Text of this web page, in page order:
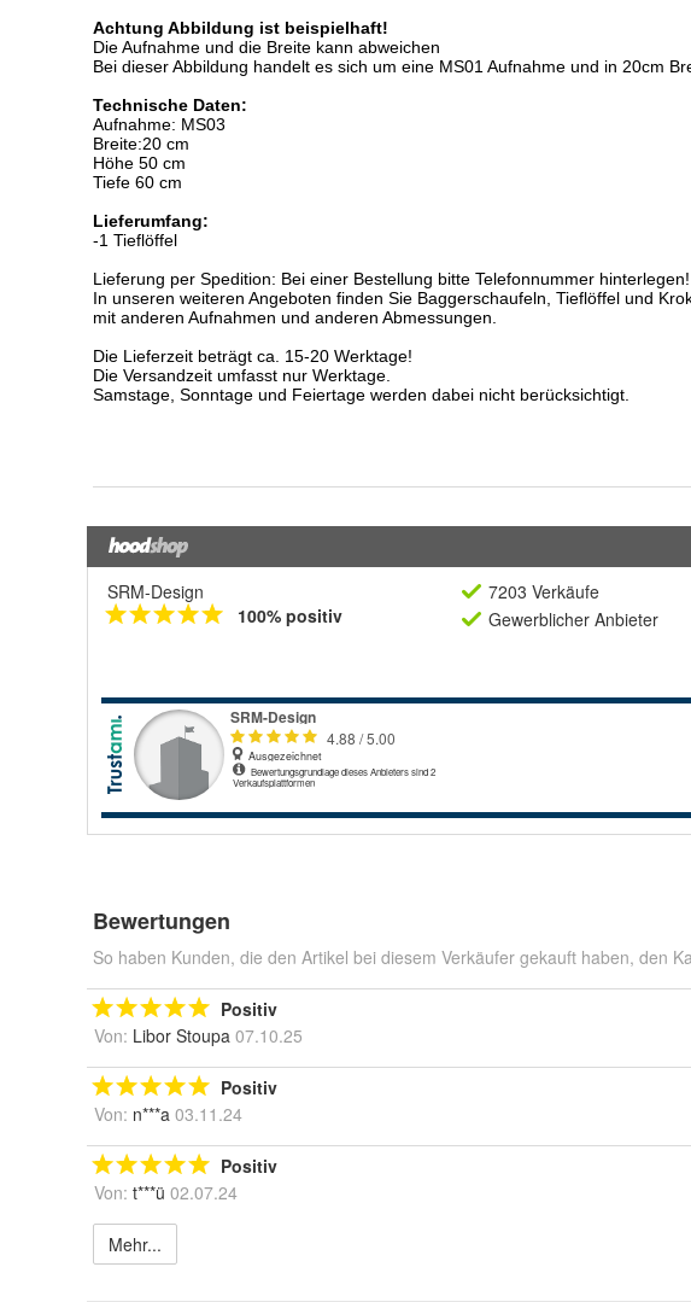
SRM-Design
100% positiv
7203 Verkäufe
Gewerblicher Anbieter
Bewertungen
So haben Kunden, die den Artikel bei diesem Verkäufer gekauft haben, den
Positiv
Von: Libor Stoupa 07.10.25
Positiv
Von: n***a 03.11.24
Positiv
Von: t***ü 02.07.24
Mehr...